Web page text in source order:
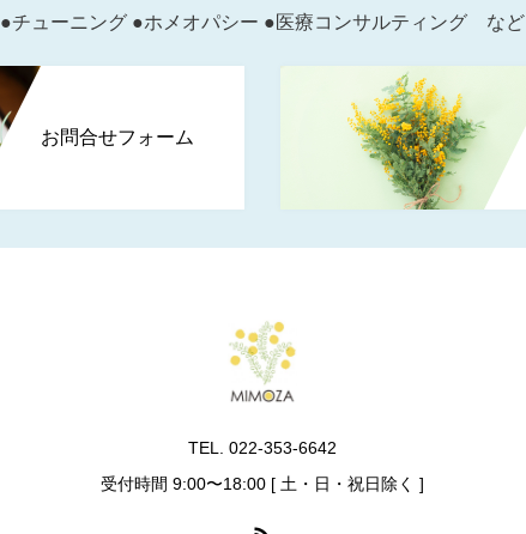
●チューニング ●ホメオパシー ●医療コンサルティング など
お問合せフォーム
TEL. 022-353-6642
受付時間 9:00〜18:00 [ 土・日・祝日除く ]